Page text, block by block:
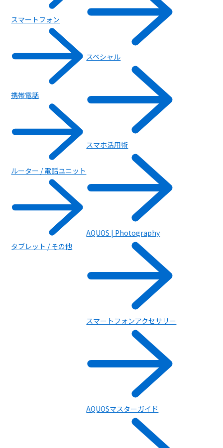
スマートフォン
携帯電話
ルーター / 電話ユニット
タブレット / その他
スペシャル
スマホ活用術
AQUOS | Photography
スマートフォンアクセサリー
AQUOSマスターガイド